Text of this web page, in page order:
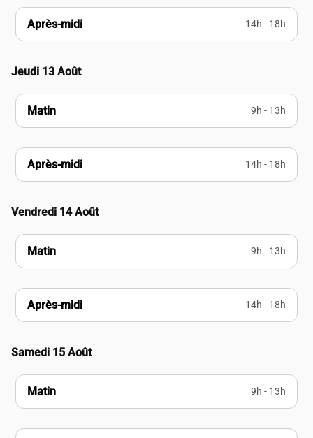
Après-midi 14h - 18h
Jeudi 13 Août
Matin 9h - 13h
Après-midi 14h - 18h
Vendredi 14 Août
Matin 9h - 13h
Après-midi 14h - 18h
Samedi 15 Août
Matin 9h - 13h